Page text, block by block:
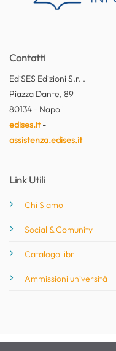
Contatti
EdiSES Edizioni S.r.l.
Piazza Dante, 89
80134 - Napoli
edises.it-
assistenza.edises.it
Link Utili
Chi Siamo
Social & Comunity
Catalogo libri
Ammissioni università